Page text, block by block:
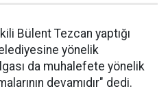
Bülent Tezcan yaptığı
yönelik
da muhalefete yönelik
devamıdır" dedi.